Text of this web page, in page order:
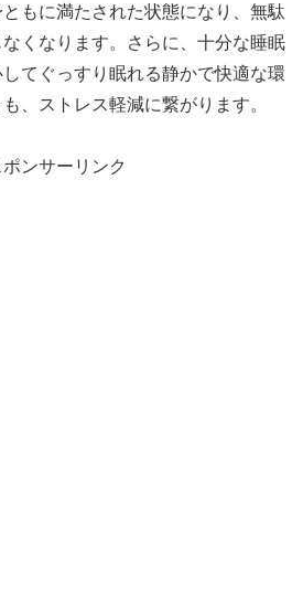
もに満たされた状態になり、無駄
くなります。さらに、十分な睡眠
てぐっすり眠れる静かで快適な環
、ストレス軽減に繋がります。
ポンサーリンク